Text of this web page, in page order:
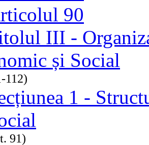
90
III -
și Social
112)
1 -
91)